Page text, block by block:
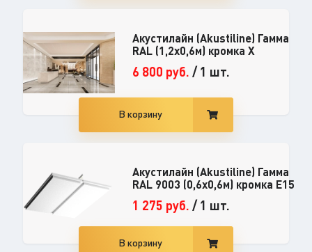
Акустилайн (Akustiline) Гамма
RAL (1,2x0,6м) кромка X
6 800 руб. /1 шт.
В корзину
Акустилайн (Akustiline) Гамма
RAL 9003 (0,6x0,6м) кромка E15
1 275 руб. /1 шт.
В корзину